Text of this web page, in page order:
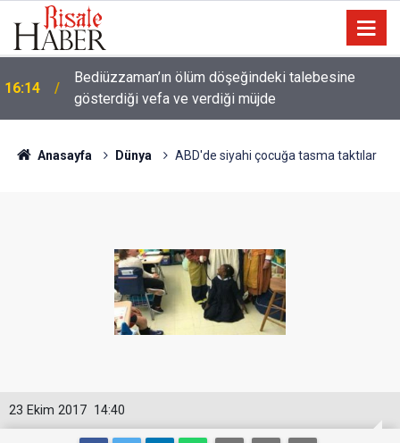
14:57
Meta'ya çocuk güvenliği davasında rekor ceza: 567
milyon dolar ödeyecek
Anasayfa Dünya ABD'de siyahi çocuğa tasma taktılar
14:40
23 Ekim 2017